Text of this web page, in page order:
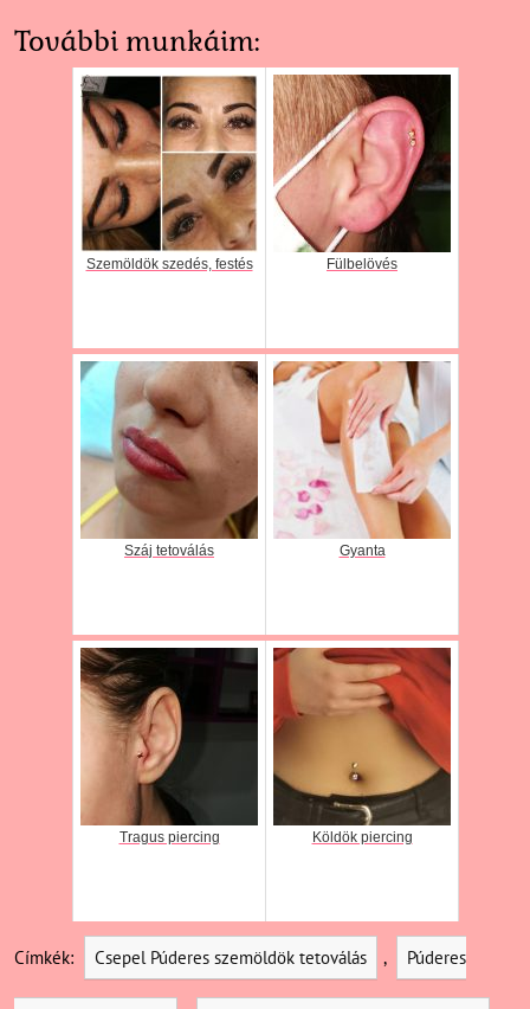
További munkáim:
Szemöldök szedés, festés Fülbelövés
Száj tetoválás Gyanta
Tragus piercing Köldök piercing
Címkék: Csepel Púderes szemöldök tetoválás , Púderes